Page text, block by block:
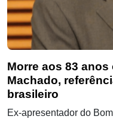
Morre aos 83
Machado,
brasileiro
Ex-apresentador do